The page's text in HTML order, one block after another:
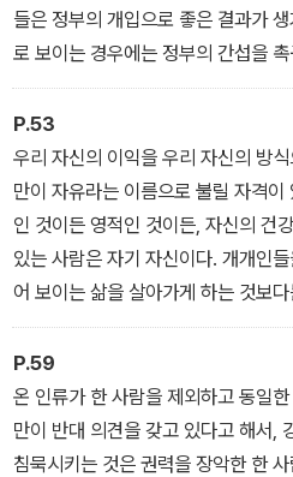
에서와는 달리 극단적인 형벌들을
모든 영역에 아주 깊이 파고들어서
써, 거기에서 벗어날 수 있는 길을 거
들은 정부의 개입으로 좋은 결과가
로 보이는 경우에는 정부의 간섭을
인간의 삶에서 정부의 통제를 받는
는 차라리 사회악을 어느 정도 감수하
P.53
우리 자신의 이익을 우리 자신의 방
만이 자유라는 이름으로 불릴 자격
인 것이든 영적인 것이든, 자신의 건
있는 사람은 자기 자신이다. 개개인
어 보이는 삶을 살아가게 하는 것보
이익이 되어 보이는 삶을 살게 하는
P.59
온 인류가 한 사람을 제외하고 동일
만이 반대 의견을 갖고 있다고 해서,
침묵시키는 것은 권력을 장악한 한